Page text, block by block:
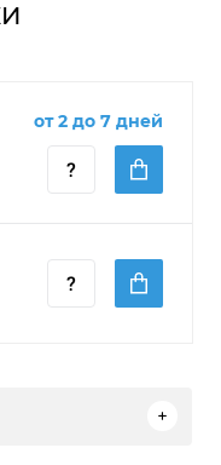
от 2 до 7 дней